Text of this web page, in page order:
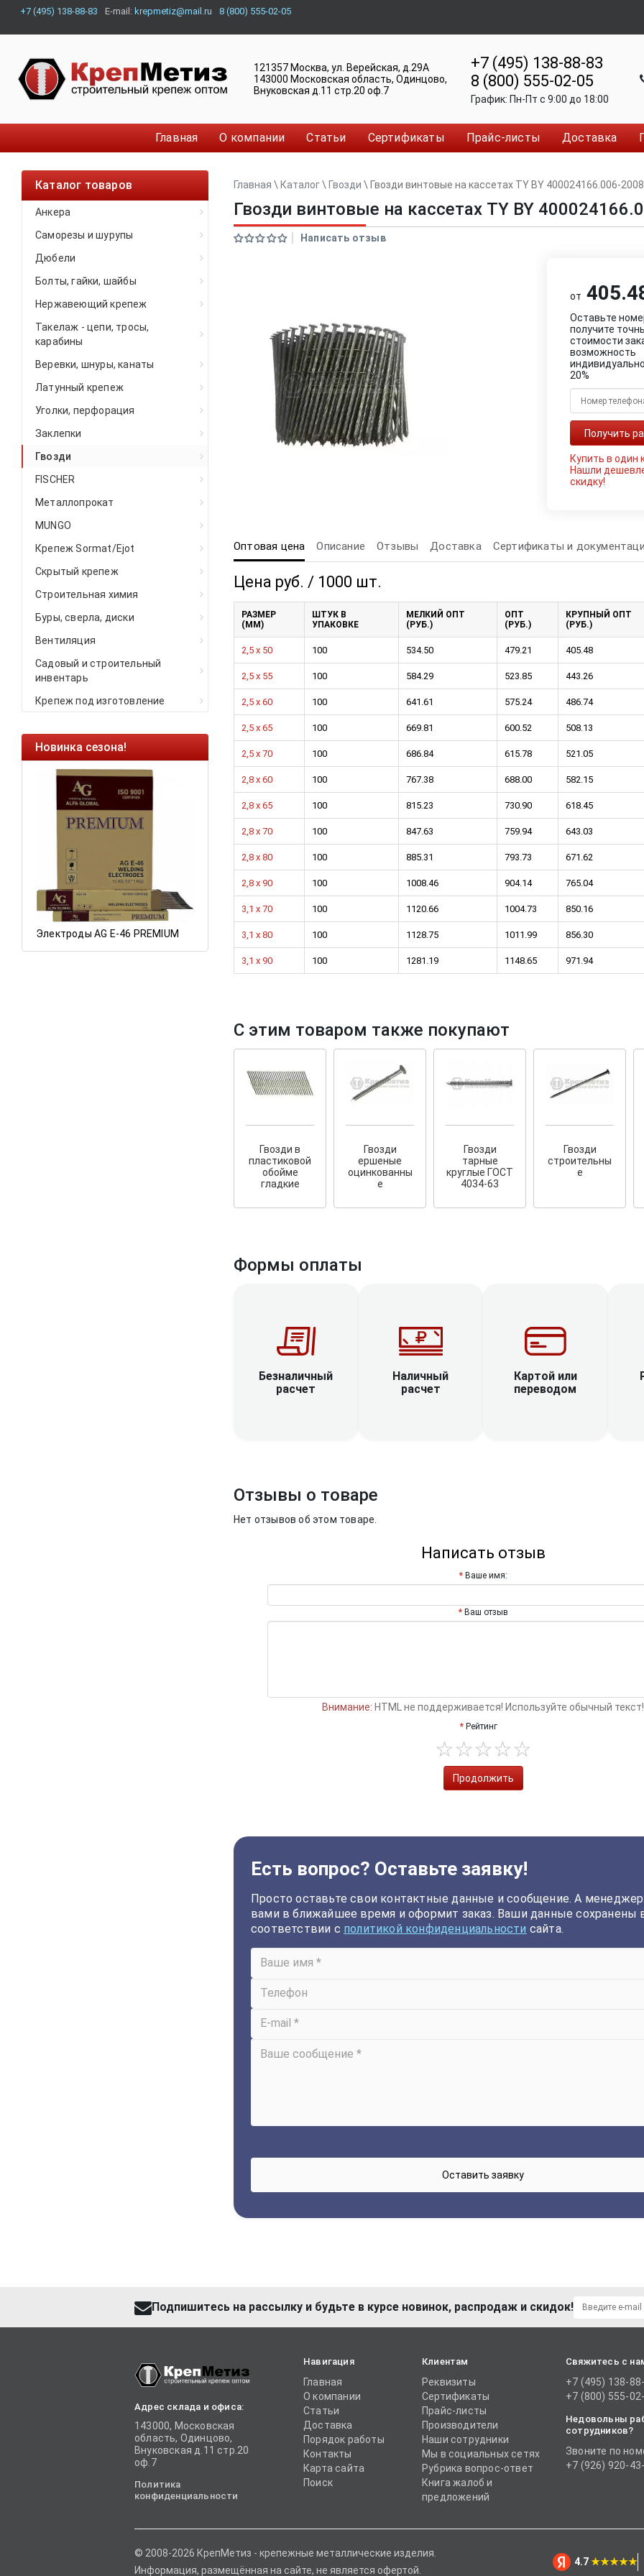
+7 (495) 138-88-83 E-mail: krepmetiz@mail.ru 8 (800) 555-02-05
121357 Москва, ул. Верейская, д.29А
143000 Московская область, Одинцово,
Внуковская д.11 стр.20 оф.7
+7 (495) 138-88-83
8 (800) 555-02-05
График: Пн-Пт c 9:00 до 18:00
Главная О компании Статьи Сертификаты Прайс-листы Доставка
Каталог товаров
Анкера
Саморезы и шурупы
Дюбели
Болты, гайки, шайбы
Нержавеющий крепеж
Такелаж - цепи, тросы,
карабины
Веревки, шнуры, канаты
Латунный крепеж
Уголки, перфорация
Заклепки
Гвозди
FISCHER
Металлопрокат
MUNGO
Крепеж Sormat/Ejot
Скрытый крепеж
Строительная химия
Буры, сверла, диски
Вентиляция
Садовый и строительный
инвентарь
Крепеж под изготовление
Новинка сезона!
Электроды AG E-46 PREMIUM
Ликвидация остатков!
Саморезы кровельные HKR-R
HARPOON EURO
Ликвидация складских
остатков по ценам 2020 года!
Cкрытый крепеж
Крепление террас и фасадов
У нас появился
скрытый
крепеж для деревянных террас
и фасадов
Главная \ Каталог\ Гвозди \ Гвозди винтовые на кассетах TY BY 400024166.006-2008
Гвозди винтовые на кассетах TY BY
Написать отзыв
от
Оставьте
получите
стоимости
возможность
20%
Купить в один
Нашли
скидку!
Оптовая цена Описание Отзывы Доставка Сертификаты и
Цена руб. / 1000 шт.
РАЗМЕР
(ММ)
ШТУК В
УПАКОВКЕ
МЕЛКИЙ ОПТ
(РУБ.)
ОПТ
(РУБ.)
КРУПНЫЙ ОПТ
(РУБ.)
2,5 x 50 100 534.50 479.21 405.48
2,5 x 55 100 584.29 523.85 443.26
2,5 x 60 100 641.61 575.24 486.74
2,5 x 65 100 669.81 600.52 508.13
2,5 х 70 100 686.84 615.78 521.05
2,8 x 60 100 767.38 688.00 582.15
2,8 x 65 100 815.23 730.90 618.45
2,8 x 70 100 847.63 759.94 643.03
2,8 х 80 100 885.31 793.73 671.62
2,8 х 90 100 1008.46 904.14 765.04
3,1 x 70 100 1120.66 1004.73 850.16
3,1 x 80 100 1128.75 1011.99 856.30
3,1 x 90 100 1281.19 1148.65 971.94
С этим товаром также покупают
Гвозди в
пластиковой
обойме
гладкие
Гвозди
ершеные
оцинкованны
е
Гвозди
тарные
круглые ГОСТ
4034-63
Гвозди
строительны
е
Формы оплаты
Безналичный
расчет
Наличный
расчет
Картой или
переводом
Отзывы о товаре
Нет отзывов об этом товаре.
Написать отзыв
Ваше имя:
Ваш отзыв
Внимание: HTML не поддерживается! Используйте обычный текст!
Рейтинг
Продолжить
Есть вопрос? Оставьте заявку!
Просто оставьте свои контактные данные и сообщение. А
вами в ближайшее время и оформит заказ. Ваши данные сохранены
соответствии с политикой конфиденциальности сайта.
Подпишитесь на рассылку и будьте в курсе новинок, распродаж и скидок!
Адрес склада и офиса:
143000, Московская
область, Одинцово,
Внуковская д.11 стр.20
оф.7
Политика
конфиденциальности
Навигация
Главная
О компании
Статьи
Доставка
Порядок работы
Контакты
Карта сайта
Поиск
Клиентам
Реквизиты
Сертификаты
Прайс-листы
Производители
Наши сотрудники
Мы в социальных сетях
Рубрика вопрос-ответ
Книга жалоб и
предложений
Свяжитесь с
+7 (495) 138-
+7 (800) 555-
Недовольны
сотрудников?
Звоните по
+7 (926) 920-
© 2008-2026 КрепМетиз - крепежные металлические изделия.
Информация, размещённая на сайте, не является офертой.
4.7★★★★★